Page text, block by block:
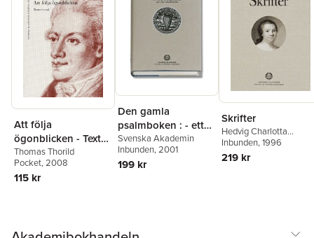
Att följa
ögonblicken - Texter
i urval
Thomas Thorild
Pocket, 2008
115 kr
Den gamla
psalmboken : - ett
urval ur 1695, 1819
och 1937 års
psalmböcker
Svenska Akademin
Inbunden, 2001
199 kr
Skrifter
Hedvig Charlotta
Nordenflycht
Inbunden, 1996
219 kr